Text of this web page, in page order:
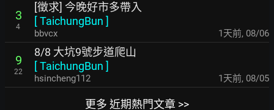
3
4
[徵求] 今晚好市多帶入
[TaichungBun ]
bbvcx 1天前, 08/06
9
22
8/8 大坑9號步道爬山
[TaichungBun ]
hsincheng112 1天前, 08/05
更多 近期熱門文章 >>